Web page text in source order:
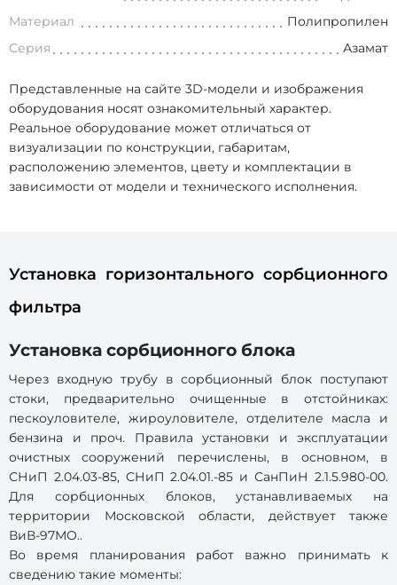
Материал
Полипропилен
Серия
Азамат
Представленные на сайте 3D-модели и изображения
оборудования носят ознакомительный характер.
Реальное оборудование может отличаться от
визуализации по конструкции, габаритам,
расположению элементов, цвету и комплектации в
зависимости от модели и технического исполнения.
Установка горизонтального сорбционного
фильтра
Установка сорбционного блока
Через входную трубу в сорбционный блок поступают
стоки, предварительно очищенные в отстойниках:
пескоуловителе, жироуловителе, отделителе масла и
бензина и проч. Правила установки и эксплуатации
очистных сооружений перечислены, в основном, в
СНиП 2.04.03-85, СНиП 2.04.01.-85 и СанПиН 2.1.5.980-00.
Для сорбционных блоков, устанавливаемых на
территории Московской области, действует также
ВиВ-97МО..
Во время планирования работ важно принимать к
сведению такие моменты: